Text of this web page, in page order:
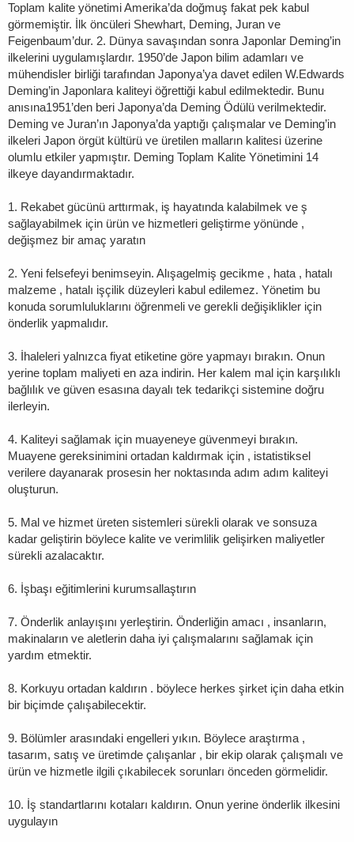
Toplam kalite yönetimi Amerika’da doğmuş fakat pek kabul
görmemiştir. İlk öncüleri Shewhart, Deming, Juran ve
Feigenbaum’dur. 2. Dünya savaşından sonra Japonlar Deming’in
ilkelerini uygulamışlardır. 1950’de Japon bilim adamları ve
mühendisler birliği tarafından Japonya’ya davet edilen W.Edwards
Deming’in Japonlara kaliteyi öğrettiği kabul edilmektedir. Bunu
anısına1951’den beri Japonya’da Deming Ödülü verilmektedir.
Deming ve Juran’ın Japonya’da yaptığı çalışmalar ve Deming’in
ilkeleri Japon örgüt kültürü ve üretilen malların kalitesi üzerine
olumlu etkiler yapmıştır. Deming Toplam Kalite Yönetimini 14
ilkeye dayandırmaktadır.
1. Rekabet gücünü arttırmak, iş hayatında kalabilmek ve ş
sağlayabilmek için ürün ve hizmetleri geliştirme yönünde ,
değişmez bir amaç yaratın
2. Yeni felsefeyi benimseyin. Alışagelmiş gecikme , hata , hatalı
malzeme , hatalı işçilik düzeyleri kabul edilemez. Yönetim bu
konuda sorumluluklarını öğrenmeli ve gerekli değişiklikler için
önderlik yapmalıdır.
3. İhaleleri yalnızca fiyat etiketine göre yapmayı bırakın. Onun
yerine toplam maliyeti en aza indirin. Her kalem mal için karşılıklı
bağlılık ve güven esasına dayalı tek tedarikçi sistemine doğru
ilerleyin.
4. Kaliteyi sağlamak için muayeneye güvenmeyi bırakın.
Muayene gereksinimini ortadan kaldırmak için , istatistiksel
verilere dayanarak prosesin her noktasında adım adım kaliteyi
oluşturun.
5. Mal ve hizmet üreten sistemleri sürekli olarak ve sonsuza
kadar geliştirin böylece kalite ve verimlilik gelişirken maliyetler
sürekli azalacaktır.
6. İşbaşı eğitimlerini kurumsallaştırın
7. Önderlik anlayışını yerleştirin. Önderliğin amacı , insanların,
makinaların ve aletlerin daha iyi çalışmalarını sağlamak için
yardım etmektir.
8. Korkuyu ortadan kaldırın . böylece herkes şirket için daha etkin
bir biçimde çalışabilecektir.
9. Bölümler arasındaki engelleri yıkın. Böylece araştırma ,
tasarım, satış ve üretimde çalışanlar , bir ekip olarak çalışmalı ve
ürün ve hizmetle ilgili çıkabilecek sorunları önceden görmelidir.
10. İş standartlarını kotaları kaldırın. Onun yerine önderlik ilkesini
uygulayın